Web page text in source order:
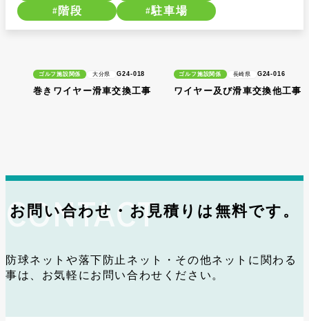
階段
駐車場
ゴルフ施設関係 大分県 G24-018
巻きワイヤー滑車交換工事
ゴルフ施設関係 長崎県 G24-016
ワイヤー及び滑車交換他工事
お問い合わせ・お見積りは無料です。
防球ネットや落下防止ネット・その他ネットに関わる
事は、お気軽にお問い合わせください。